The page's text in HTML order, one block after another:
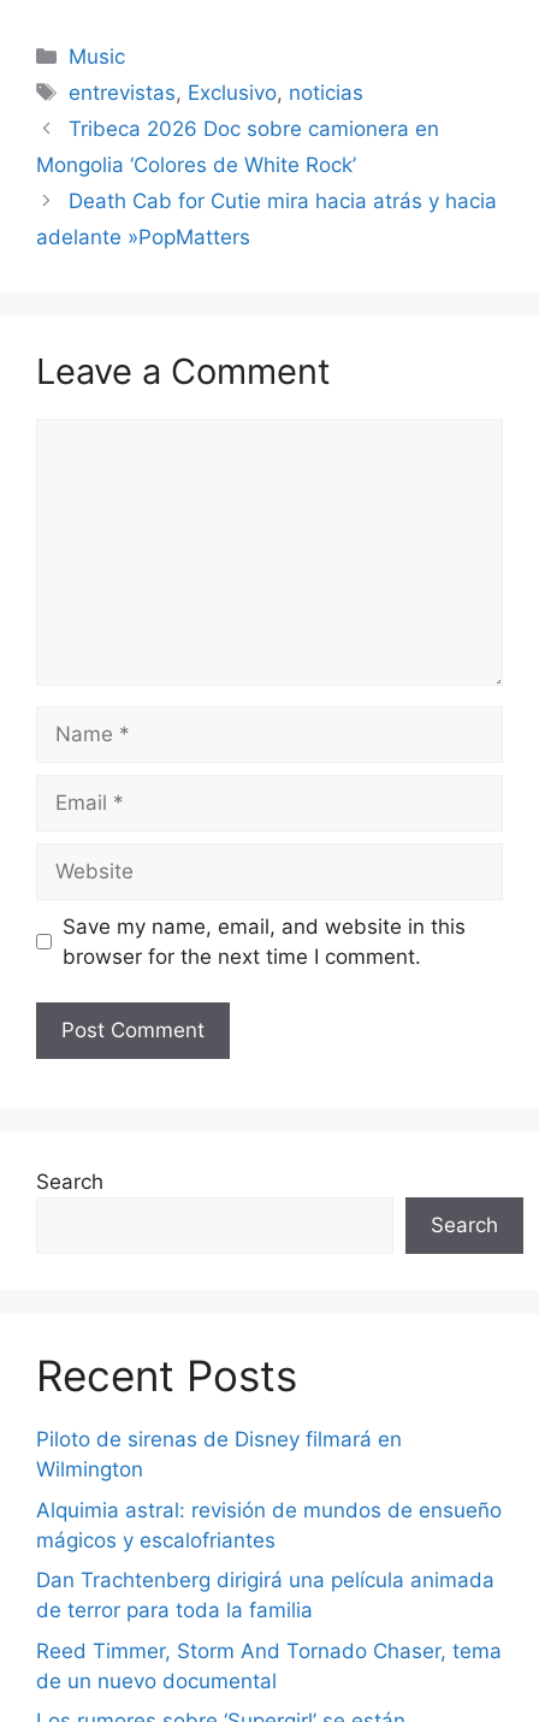
Categories
Music
Tags
entrevistas, Exclusivo, noticias
Tribeca 2026 Doc sobre camionera en
Mongolia ‘Colores de White Rock’
Death Cab for Cutie mira hacia atrás y hacia
adelante »PopMatters
Leave a Comment
Save my name, email, and website in this
browser for the next time I comment.
Search
Search
Recent Posts
Piloto de sirenas de Disney filmará en
Wilmington
Alquimia astral: revisión de mundos de ensueño
mágicos y escalofriantes
Dan Trachtenberg dirigirá una película animada
de terror para toda la familia
Reed Timmer, Storm And Tornado Chaser, tema
de un nuevo documental